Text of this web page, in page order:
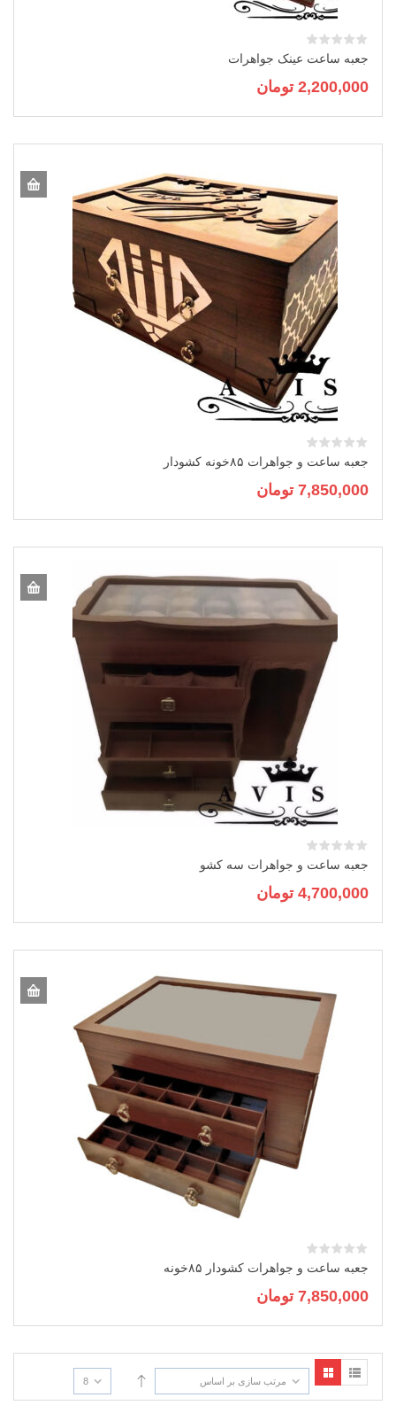
جعبه ساعت عینک جواهرات
2,200,000 تومان
جعبه ساعت و جواهرات ۸۵خونه کشودار
7,850,000 تومان
جعبه ساعت و جواهرات سه کشو
4,700,000 تومان
جعبه ساعت و جواهرات کشودار ۸۵خونه
7,850,000 تومان
مرتب سازی بر اساس 8